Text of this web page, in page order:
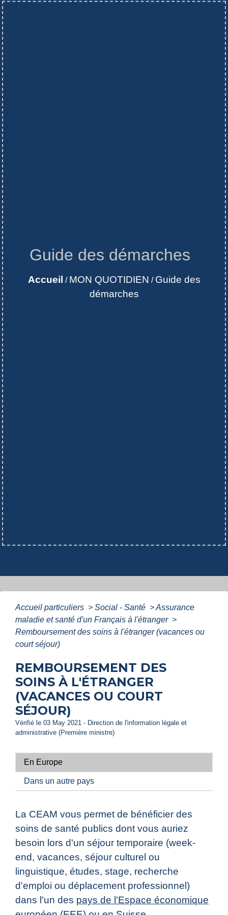
Guide des démarches
Accueil / MON QUOTIDIEN / Guide des
démarches
Accueil particuliers > Social - Santé >Assurance
maladie et santé d'un Français à l'étranger >
Remboursement des soins à l'étranger (vacances ou
court séjour)
REMBOURSEMENT DES
SOINS À L'ÉTRANGER
(VACANCES OU COURT
SÉJOUR)
Vérifié le 03 May 2021 - Direction de l'information légale et
administrative (Première ministre)
En Europe
Dans un autre pays
La CEAM vous permet de bénéficier des
soins de santé publics dont vous auriez
besoin lors d'un séjour temporaire (week-
end, vacances, séjour culturel ou
linguistique, études, stage, recherche
d'emploi ou déplacement professionnel)
dans l'un des pays de l'Espace économique